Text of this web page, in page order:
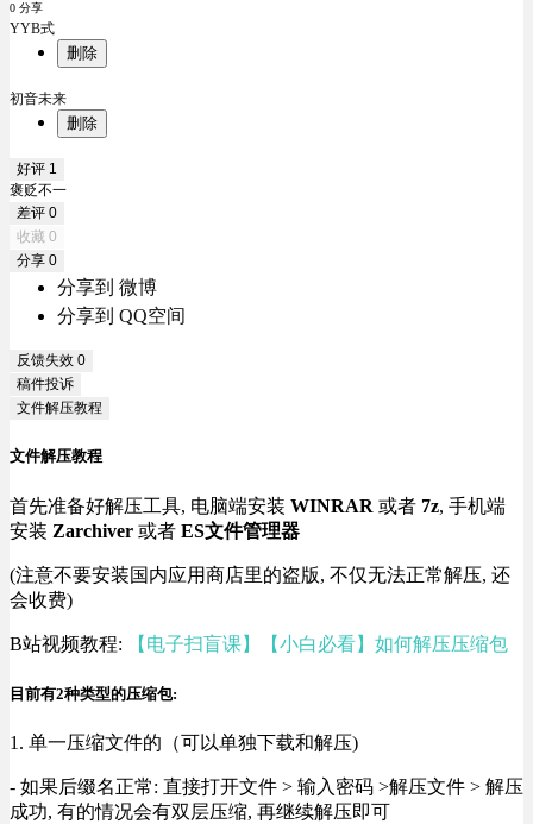
0 分享
YYB式
删除
初音未来
删除
好评 1
褒贬不一
差评 0
收藏 0
分享 0
分享到 微博
分享到 QQ空间
反馈失效 0
稿件投诉
文件解压教程
文件解压教程
首先准备好解压工具, 电脑端安装 WINRAR 或者 7z, 手机端
安装 Zarchiver 或者 ES文件管理器
(注意不要安装国内应用商店里的盗版, 不仅无法正常解压, 还
会收费)
B站视频教程: 【电子扫盲课】【小白必看】如何解压压缩包
目前有2种类型的压缩包:
1. 单一压缩文件的（可以单独下载和解压)
- 如果后缀名正常: 直接打开文件 > 输入密码 >解压文件 > 解压
成功, 有的情况会有双层压缩, 再继续解压即可